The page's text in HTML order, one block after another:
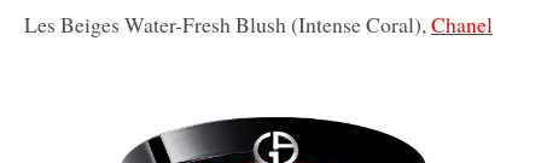
Les Beiges Water-Fresh Blush (Intense Coral),Chanel